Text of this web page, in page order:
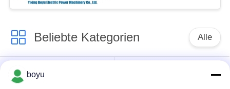
Beliebte Kategorien Alle
Übertragungsleitung,
die Ausrüstung
boyu